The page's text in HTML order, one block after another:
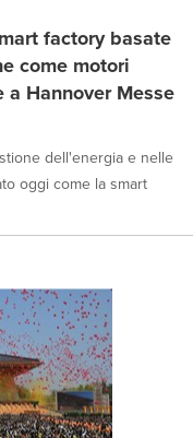
factory basate
come motori
Hannover Messe
dell'energia e nelle
oggi come la smart